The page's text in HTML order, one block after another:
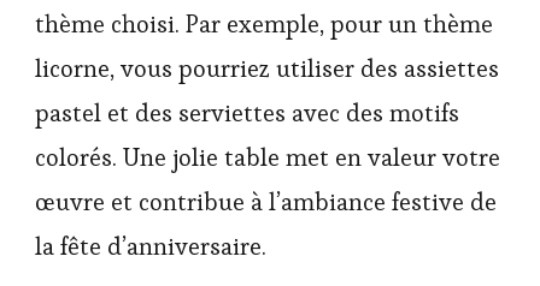
thème choisi. Par exemple, pour un thème
licorne, vous pourriez utiliser des assiettes
pastel et des serviettes avec des motifs
colorés. Une jolie table met en valeur votre
œuvre et contribue à l’ambiance festive de
la fête d’anniversaire.